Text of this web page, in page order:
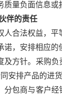
质量负面信息或
伴的责任
人合法权益，平
诺，安排相应的
及方针。采购
安排产品的进
分包商与客户